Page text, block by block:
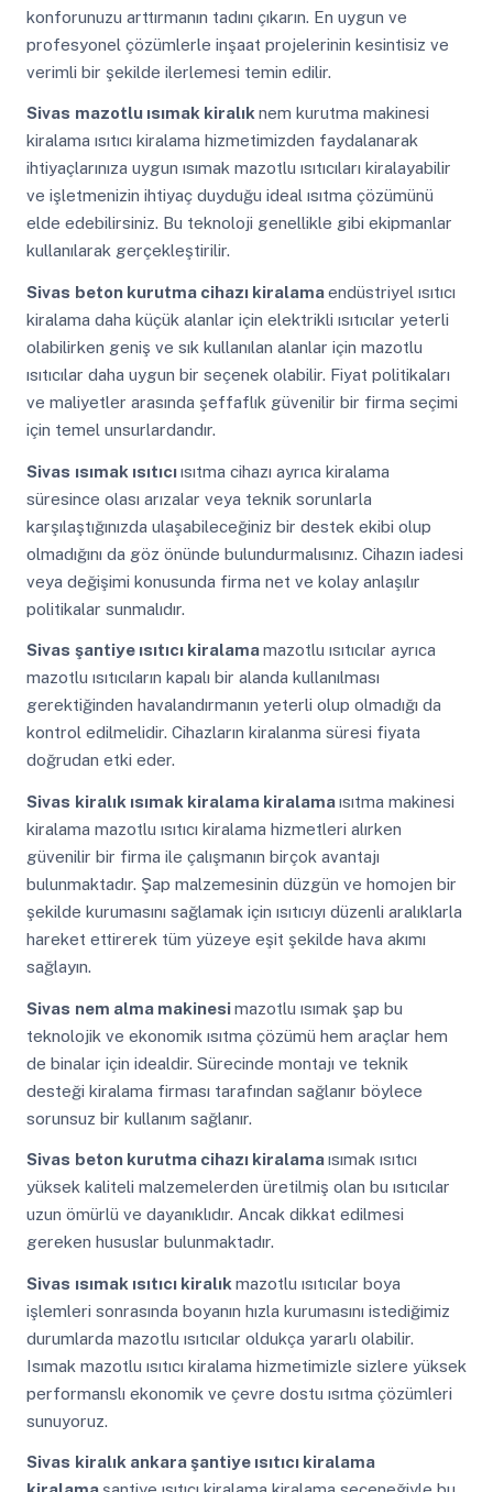
konforunuzu arttırmanın tadını çıkarın. En uygun ve
profesyonel çözümlerle inşaat projelerinin kesintisiz ve
verimli bir şekilde ilerlemesi temin edilir.
Sivas mazotlu ısımak kiralık nem kurutma makinesi
kiralama ısıtıcı kiralama hizmetimizden faydalanarak
ihtiyaçlarınıza uygun ısımak mazotlu ısıtıcıları kiralayabilir
ve işletmenizin ihtiyaç duyduğu ideal ısıtma çözümünü
elde edebilirsiniz. Bu teknoloji genellikle gibi ekipmanlar
kullanılarak gerçekleştirilir.
Sivas beton kurutma cihazı kiralamaendüstriyel ısıtıcı
kiralama daha küçük alanlar için elektrikli ısıtıcılar yeterli
olabilirken geniş ve sık kullanılan alanlar için mazotlu
ısıtıcılar daha uygun bir seçenek olabilir. Fiyat politikaları
ve maliyetler arasında şeffaflık güvenilir bir firma seçimi
için temel unsurlardandır.
Sivas ısımak ısıtıcıısıtma cihazı ayrıca kiralama
süresince olası arızalar veya teknik sorunlarla
karşılaştığınızda ulaşabileceğiniz bir destek ekibi olup
olmadığını da göz önünde bulundurmalısınız. Cihazın iadesi
veya değişimi konusunda firma net ve kolay anlaşılır
politikalar sunmalıdır.
Sivas şantiye ısıtıcı kiralamamazotlu ısıtıcılar ayrıca
mazotlu ısıtıcıların kapalı bir alanda kullanılması
gerektiğinden havalandırmanın yeterli olup olmadığı da
kontrol edilmelidir. Cihazların kiralanma süresi fiyata
doğrudan etki eder.
Sivas kiralık ısımak kiralama kiralamaısıtma makinesi
kiralama mazotlu ısıtıcı kiralama hizmetleri alırken
güvenilir bir firma ile çalışmanın birçok avantajı
bulunmaktadır. Şap malzemesinin düzgün ve homojen bir
şekilde kurumasını sağlamak için ısıtıcıyı düzenli aralıklarla
hareket ettirerek tüm yüzeye eşit şekilde hava akımı
sağlayın.
Sivas nem alma makinesimazotlu ısımak şap bu
teknolojik ve ekonomik ısıtma çözümü hem araçlar hem
de binalar için idealdir. Sürecinde montajı ve teknik
desteği kiralama firması tarafından sağlanır böylece
sorunsuz bir kullanım sağlanır.
Sivas beton kurutma cihazı kiralamaısımak ısıtıcı
yüksek kaliteli malzemelerden üretilmiş olan bu ısıtıcılar
uzun ömürlü ve dayanıklıdır. Ancak dikkat edilmesi
gereken hususlar bulunmaktadır.
Sivas ısımak ısıtıcı kiralık mazotlu ısıtıcılar boya
işlemleri sonrasında boyanın hızla kurumasını istediğimiz
durumlarda mazotlu ısıtıcılar oldukça yararlı olabilir.
Isımak mazotlu ısıtıcı kiralama hizmetimizle sizlere yüksek
performanslı ekonomik ve çevre dostu ısıtma çözümleri
sunuyoruz.
Sivas kiralık ankara şantiye ısıtıcı kiralama